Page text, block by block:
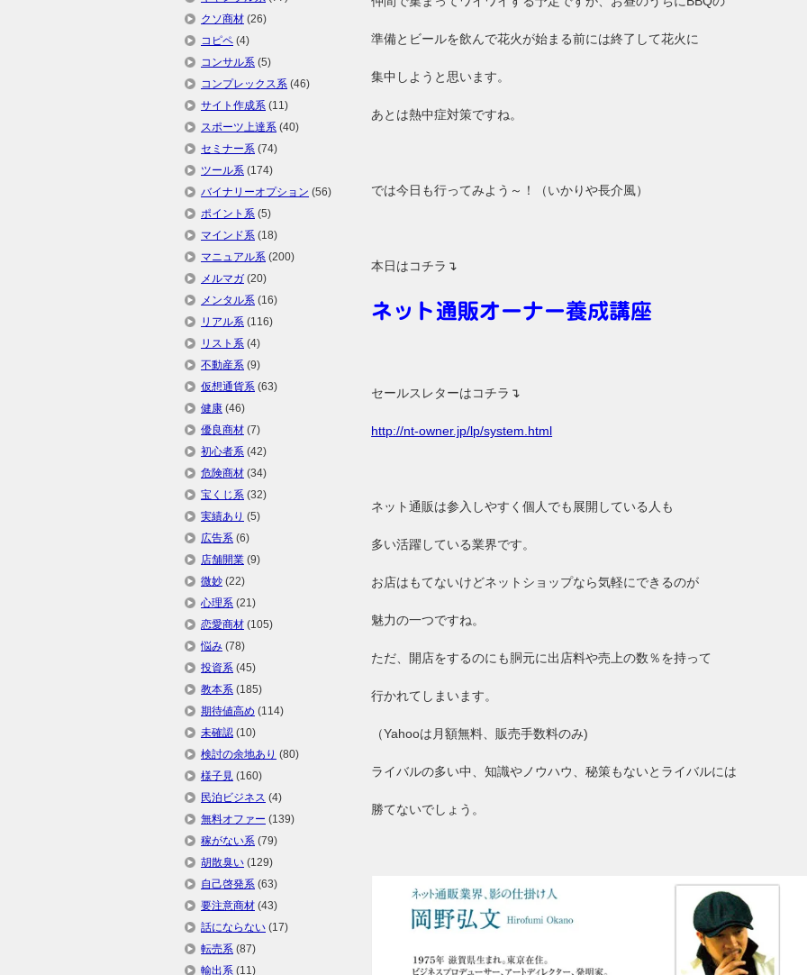
準備とビールを飲んで花火が始まる前には終了して花火に
集中しようと思います。
あとは熱中症対策ですね。
では今日も行ってみよう～！（いかりや長介風）
本日はコチラ↴
ネット通販オーナー養成講座
セールスレターはコチラ↴
http://nt-owner.jp/lp/system.html
ネット通販は参入しやすく個人でも展開している人も
多い活躍している業界です。
お店はもてないけどネットショップなら気軽にできるのが
魅力の一つですね。
ただ、開店をするのにも胴元に出店料や売上の数％を持って
行かれてしまいます。
（Yahooは月額無料、販売手数料のみ)
ライバルの多い中、知識やノウハウ、秘策もないとライバルには
勝てないでしょう。
クソ商材 (26)
コピペ (4)
コンサル系 (5)
コンプレックス系 (46)
サイト作成系 (11)
スポーツ上達系 (40)
セミナー系 (74)
ツール系 (174)
バイナリーオプション (56)
ポイント系 (5)
マインド系 (18)
マニュアル系 (200)
メルマガ (20)
メンタル系 (16)
リアル系 (116)
リスト系 (4)
不動産系 (9)
仮想通貨系 (63)
健康 (46)
優良商材 (7)
初心者系 (42)
危険商材 (34)
宝くじ系 (32)
実績あり (5)
広告系 (6)
店舗開業 (9)
微妙 (22)
心理系 (21)
恋愛商材 (105)
悩み (78)
投資系 (45)
教本系 (185)
期待値高め (114)
未確認 (10)
検討の余地あり (80)
様子見 (160)
民泊ビジネス (4)
無料オファー (139)
稼がない系 (79)
胡散臭い (129)
自己啓発系 (63)
要注意商材 (43)
話にならない (17)
転売系 (87)
輸出系 (11)